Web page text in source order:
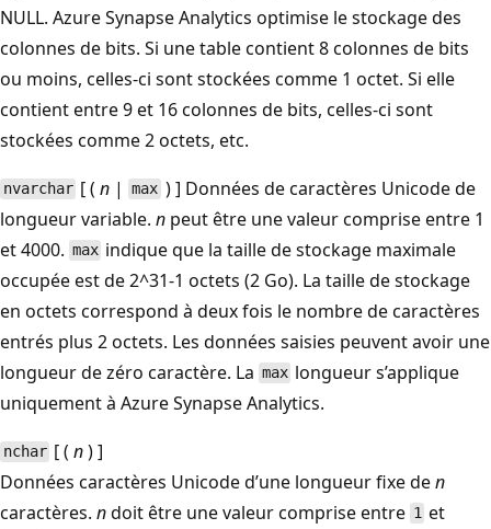
NULL. Azure Synapse Analytics optimise le stockage des
colonnes de bits. Si une table contient 8 colonnes de bits
ou moins, celles-ci sont stockées comme 1 octet. Si elle
contient entre 9 et 16 colonnes de bits, celles-ci sont
stockées comme 2 octets, etc.
nvarchar [ (n |max) ] Données de caractères Unicode de
longueur variable. n peut être une valeur comprise entre 1
et 4000. max indique que la taille de stockage maximale
occupée est de 2^31-1 octets (2 Go). La taille de stockage
en octets correspond à deux fois le nombre de caractères
entrés plus 2 octets. Les données saisies peuvent avoir une
longueur de zéro caractère. La max longueur s’applique
uniquement à Azure Synapse Analytics.
nchar [ (n) ]
Données caractères Unicode d’une longueur fixe den
caractères. ndoit être une valeur comprise entre 1 et